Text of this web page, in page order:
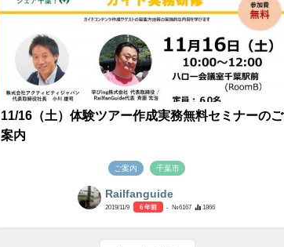
11/16（土）体験ツアー作成実務無料セミナーのご
案内
ご案内 千葉市
Railfanguide
2019/11/9 6 年前 - №6167 1866